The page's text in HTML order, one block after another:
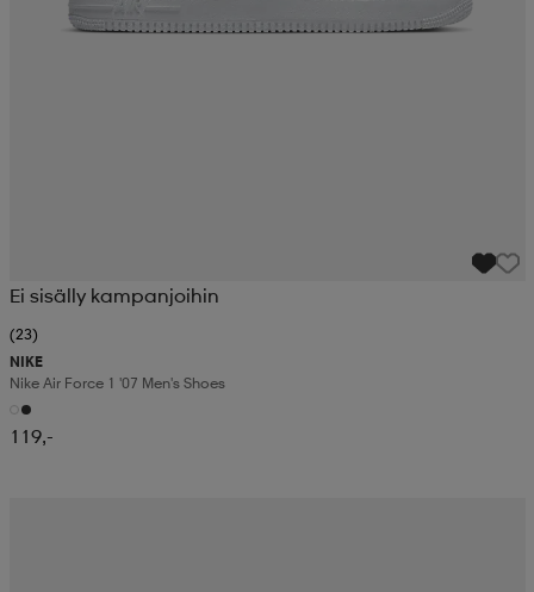
Ei sisälly kampanjoihin
(23)
NIKE
Nike Air Force 1 '07 Men's Shoes
119,-